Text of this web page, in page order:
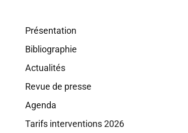
Présentation
Bibliographie
Actualités
Revue de presse
Agenda
Tarifs interventions 2026